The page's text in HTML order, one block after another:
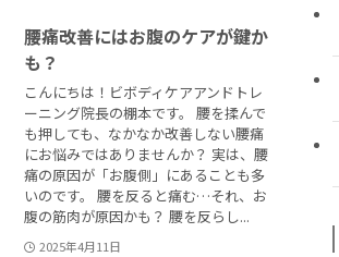
腰痛改善にはお腹のケアが鍵か
も？
こんにちは！ビボディケアアンドトレ
ーニング院長の棚本です。 腰を揉んで
も押しても、なかなか改善しない腰痛
にお悩みではありませんか？ 実は、腰
痛の原因が「お腹側」にあることも多
いのです。 腰を反ると痛む…それ、お
腹の筋肉が原因かも？ 腰を反らし...
2025年4月11日